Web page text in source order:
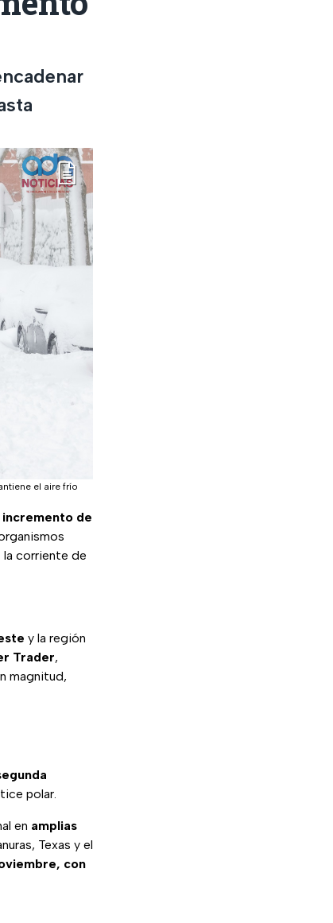
el aire frío
incremento de
la corriente de
y la región
Trader,
magnitud,
polar.
en amplias
Texas y el
con